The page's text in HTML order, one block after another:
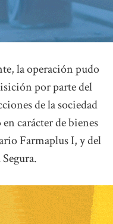
la operación pudo
por parte del
de la sociedad
carácter de bienes
Farmaplus I, y del